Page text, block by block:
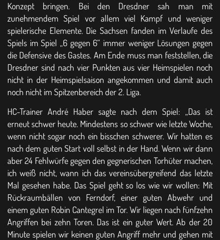
Konzept bringen. Bei den Dresdner sah man mit
zunehmendem Spiel vor allem viel Kampf und weniger
spielerische Elemente. Die Sachsen fanden im Verlaufe des
Spiels im Spiel „6 gegen 6“ immer weniger Lösungen gegen
die Defensive des Gastes. Am Ende muss man feststellen, die
Dresdner sind nach vier Punkten aus vier Heimspielen noch
nicht in der Heimspielsaison angekommen und damit auch
noch nicht im Spitzenbereich der 2. Liga.
HC-Trainer André Haber sagte nach dem Spiel: „Das ist
erneut schwer heute. Mindestens so schwer wie letzte Woche,
wenn nicht sogar noch ein bisschen schwerer. Wir hatten es
nach dem guten Start voll selbst in der Hand. Wenn wir dann
aber 24 Fehlwürfe gegen den gegnerischen Torhüter machen,
ich weiß nicht, wann ich das vereinsübergreifend das letzte
Mal gesehen habe. Das Spiel geht so los wie wir wollen: Mit
Rückraumbällen von Ferndorf, einer guten Abwehr und
einem guten Robin Cantegrel im Tor. Wir liegen nach fünfzehn
Angriffen bei zehn Toren. Das ist ein guter Wert. Ab der 20
Minute spielen wir keinen guten Angriff mehr und gehen mit